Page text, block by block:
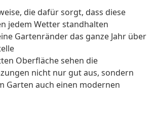
die dafür sorgt, dass diese
jedem Wetter standhalten
Gartenränder das ganze Jahr über
Oberfläche sehen die
nicht nur gut aus, sondern
Garten auch einen modernen